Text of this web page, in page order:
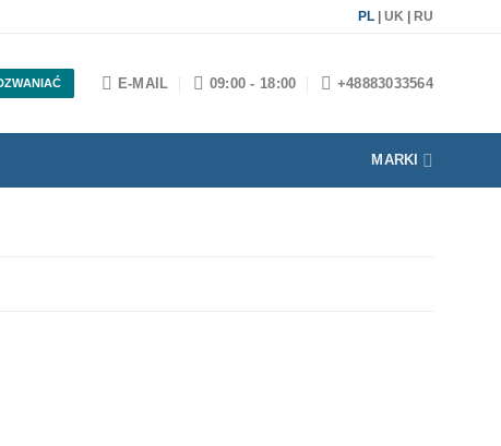
PL | UK | RU
E-MAIL 09:00 - 18:00 +48883033564
MARKI